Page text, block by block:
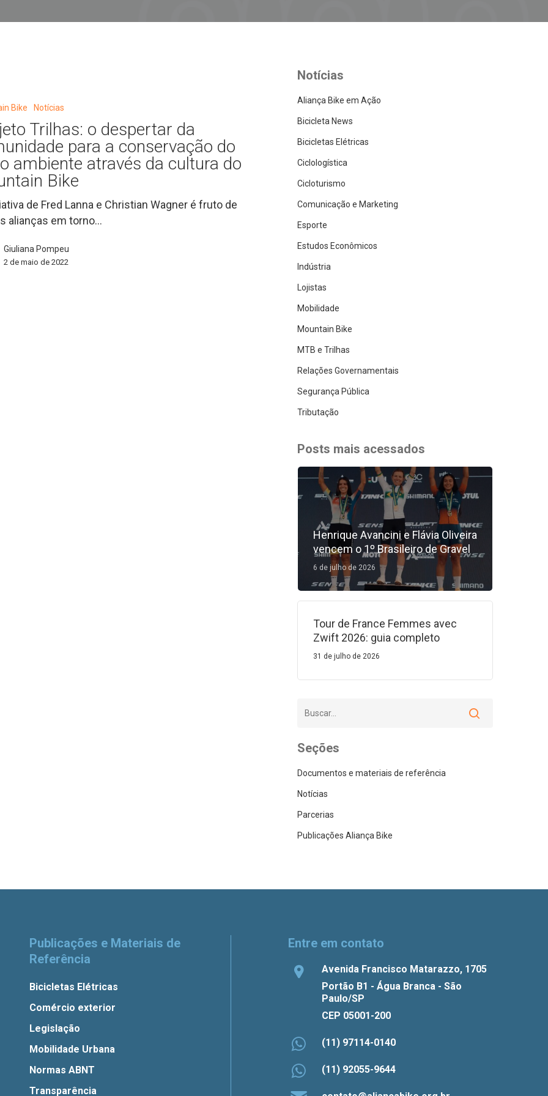
Bike Notícias
Trilhas: o despertar da
para a conservação do
ambiente através da cultura do
Bike
de Fred Lanna e Christian Wagner é fruto de
alianças em torno…
Giuliana Pompeu
2 de maio de 2022
Notícias
Aliança Bike em Ação
Bicicleta News
Bicicletas Elétricas
Ciclologística
Cicloturismo
Comunicação e Marketing
Esporte
Estudos Econômicos
Indústria
Lojistas
Mobilidade
Mountain Bike
MTB e Trilhas
Relações Governamentais
Segurança Pública
Tributação
Posts mais acessados
Henrique Avancini e Flávia Oliveira
vencem o 1º Brasileiro de Gravel
6 de julho de 2026
Tour de France Femmes avec
Zwift 2026: guia completo
31 de julho de 2026
Seções
Documentos e materiais de referência
Notícias
Parcerias
Publicações Aliança Bike
Publicações e Materiais de
Referência
Bicicletas Elétricas
Comércio exterior
Legislação
Mobilidade Urbana
Normas ABNT
Transparência
Entre em contato
Avenida Francisco Matarazzo, 1705
Portão B1 - Água Branca - São
Paulo/SP
CEP 05001-200
(11) 97114-0140
(11) 92055-9644